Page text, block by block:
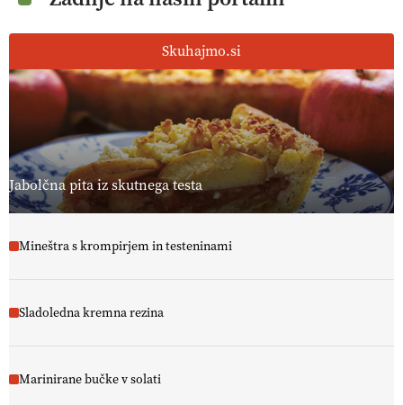
Skuhajmo.si
Jabolčna pita iz skutnega testa
Mineštra s krompirjem in testeninami
Sladoledna kremna rezina
Marinirane bučke v solati